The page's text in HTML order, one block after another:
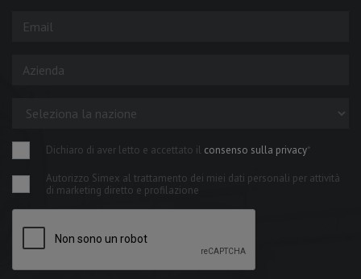
Dichiaro di aver letto e accettato il consenso sulla privacy*
Autorizzo Simex al trattamento dei miei dati personali per attività
di marketing diretto e profilazione